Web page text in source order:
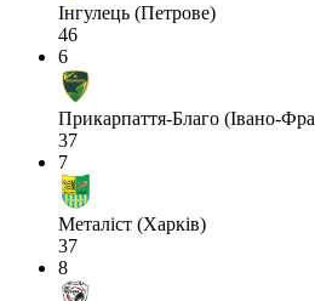
Інгулець (Петрове)
46
6
Прикарпаття-Благо (Івано-
37
7
Металіст (Харків)
37
8